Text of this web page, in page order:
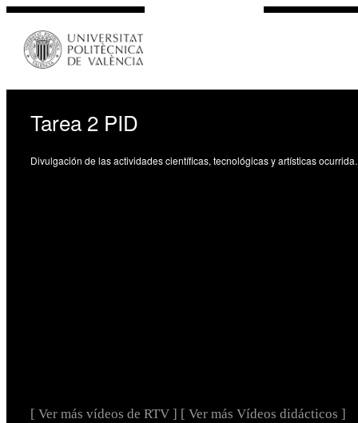
Tarea 2 PID
Divulgación de las
[ Ver más vídeos de RTV ] [ Ver más Vídeos didácticos ]